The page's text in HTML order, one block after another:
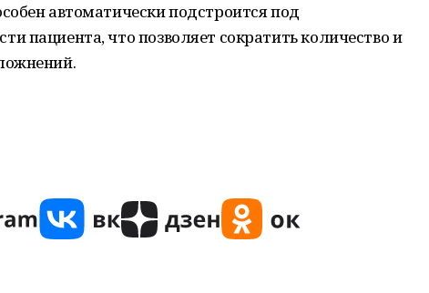
автоматически подстроится под
пациента, что позволяет сократить количество и